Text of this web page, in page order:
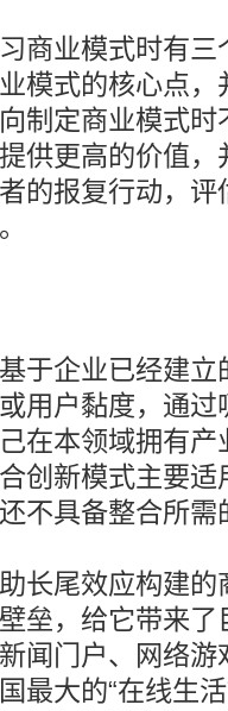
商业模式时有
模式的核心点
制定商业模式
供更高的价值
的报复行动，
于企业已经建
用户黏度，通
在本领域拥有
创新模式主要
不具备整合所
长尾效应构建
垒，给它带来
闻门户、网络
最大的“在线生